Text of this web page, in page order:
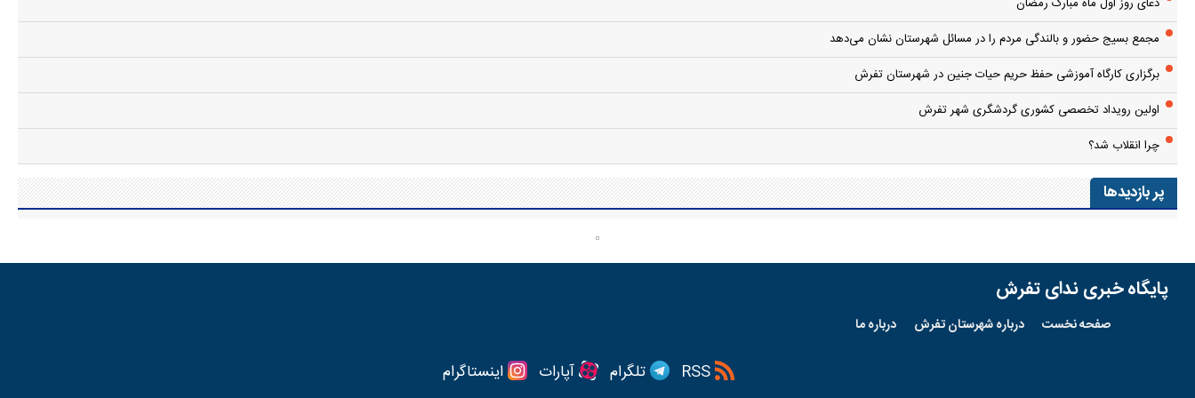
مجمع بسیج حضور و بالندگی مردم را در مسائل شهرستان نشان می‌دهد
برگزاری کارگاه آموزشی حفظ حریم حیات جنین در شهرستان تفرش
اولین رویداد تخصصی کشوری گردشگری شهر تفرش
چرا انقلاب شد؟
پر بازدیدها
پایگاه خبری ندای تفرش
صفحه نخست درباره شهرستان تفرش درباره ما
تلگرام آپارات اینستاگرام